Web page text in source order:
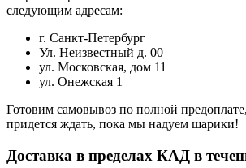
следующим адресам:
г. Санкт-Петербург
Ул. Неизвестный д. 00
ул. Московская, дом 11
ул. Онежская 1
Готовим самовывоз по полной
придется ждать, пока мы надуем шарики!
Доставка в пределах КАД в